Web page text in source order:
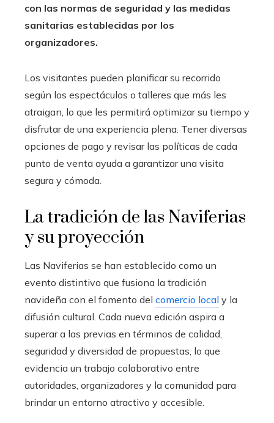
con las normas de seguridad y las medidas
sanitarias establecidas por los
organizadores.
Los visitantes pueden planificar su recorrido
según los espectáculos o talleres que más les
atraigan, lo que les permitirá optimizar su tiempo y
disfrutar de una experiencia plena. Tener diversas
opciones de pago y revisar las políticas de cada
punto de venta ayuda a garantizar una visita
segura y cómoda.
La tradición de las Naviferias
y su proyección
Las Naviferias se han establecido como un
evento distintivo que fusiona la tradición
navideña con el fomento del comercio local y la
difusión cultural. Cada nueva edición aspira a
superar a las previas en términos de calidad,
seguridad y diversidad de propuestas, lo que
evidencia un trabajo colaborativo entre
autoridades, organizadores y la comunidad para
brindar un entorno atractivo y accesible.